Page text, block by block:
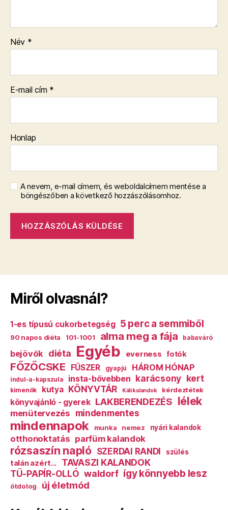
Név *
E-mail cím *
Honlap
A nevem, e-mail címem, és weboldalcímem mentése a
böngészőben a következő hozzászólásomhoz.
Miről olvasnál?
1-es típusú cukorbetegség 5 perc a semmiből
90 napos diéta 101-1001 alma meg a fája babaváró
bejövők diéta Egyéb everness fotók
FŐZŐCSKE FŰSZER gyapjú HÁROM HÓNAP
indul-a-kapszula insta-bővebben karácsony kert
kimenők kutya KÖNYVTÁR Káli kalandok kérdeztétek
könyvajánló - gyerek LAKBERENDEZÉS lélek
menütervezés mindenmentes
mindennapok munka nemez nyári kalandok
otthonoktatás parfüm kalandok
rózsaszín napló SZERDAI RANDI szülés
talán azért...
TAVASZI KALANDOK
TŰ-PAPÍR-OLLÓ waldorf így könnyebb lesz
ötdolog új életmód